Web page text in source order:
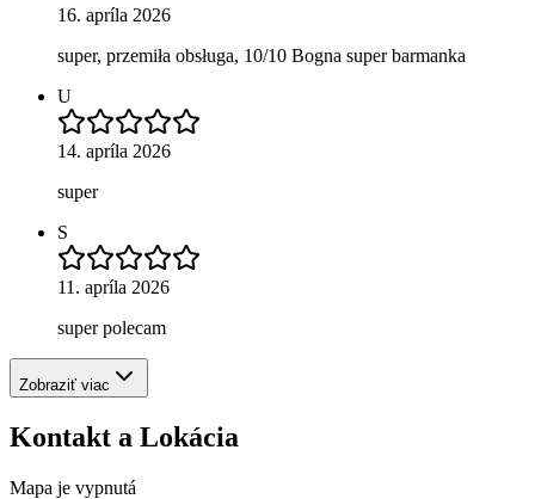
16. apríla 2026
super, przemiła obsługa, 10/10 Bogna super barmanka
U
14. apríla 2026
super
S
11. apríla 2026
super polecam
Zobraziť viac
Kontakt a Lokácia
Mapa je vypnutá